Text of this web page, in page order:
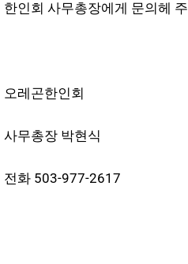
한인회 사무총장에게 문의헤
오레곤한인회
사무총장 박현식
전화 503-977-2617